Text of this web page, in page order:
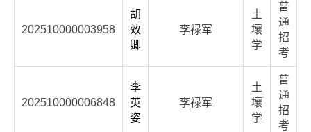
202510000003958
胡
效
卿
李禄军
土
壤
学
普
通
招
考
202510000006848
李
英
姿
李禄军
土
壤
学
普
通
招
考